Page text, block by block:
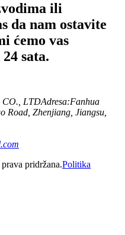
ili
da nam ostavite
ćemo vas
sata.
CO., LTDAdresa:Fanhua
Road, Zhenjiang, Jiangsu,
pridržana.Politika